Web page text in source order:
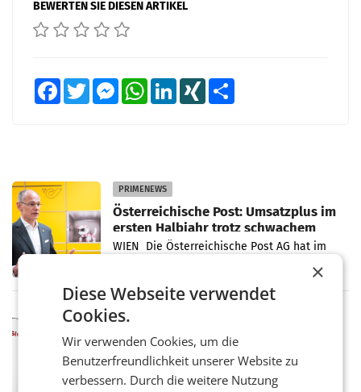
BEWERTEN SIE DIESEN ARTIKEL
FacebookTwitter MessengerWhatsAppLinkedInXING
PRIMENEWS
Österreichische Post: Umsatzplus im
ersten Halbjahr trotz schwachem
Briefgeschäft
WIEN Die Österreichische Post AG hat im
von 1.544,0 Mio. EUR erwirtschaftet, was
einem Plus von 3,8 Prozent gegenüber dem
Vergleichszeitraum
MARKETING & MEDIA
ProSiebenSat.1 spart und macht
überraschend viel Gewinn
UNTERFÖHRING/MAILAND/AMSTERDAM. Der
Fernsehkonzern ProSiebenSat.1 hat im
×
Diese Webseite verwendet
Cookies.
Wir verwenden Cookies, um die
Benutzerfreundlichkeit unserer Website zu
verbessern. Durch die weitere Nutzung